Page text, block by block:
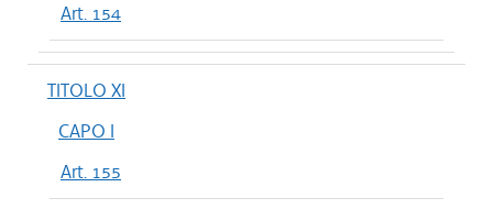
Art. 154
TITOLO XI
CAPO I
Art. 155